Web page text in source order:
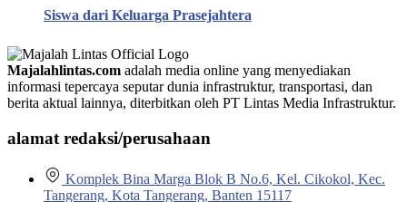
Siswa dari Keluarga Prasejahtera
Majalahlintas.com adalah media online yang menyediakan
informasi tepercaya seputar dunia infrastruktur, transportasi, dan
berita aktual lainnya, diterbitkan oleh PT Lintas Media Infrastruktur.
alamat redaksi/perusahaan
Komplek Bina Marga Blok B No.6, Kel. Cikokol, Kec.
Tangerang, Kota Tangerang, Banten 15117